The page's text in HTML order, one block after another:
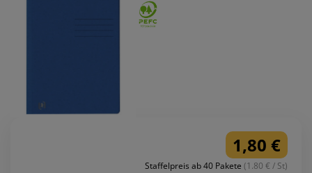
1,80 €
Staffelpreis ab 40 Pakete (1.80 € / St)